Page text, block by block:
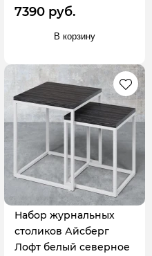
7390 руб.
В корзину
Набор журнальных
столиков Айсберг
Лофт белый северное